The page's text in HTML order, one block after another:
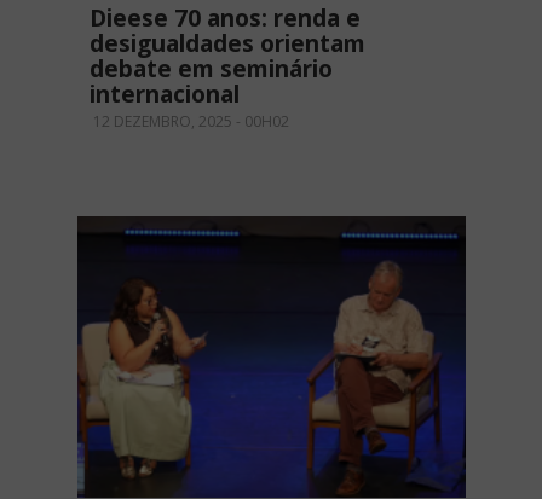
Dieese 70 anos: renda e
desigualdades orientam
debate em seminário
internacional
12 DEZEMBRO, 2025 - 00H02